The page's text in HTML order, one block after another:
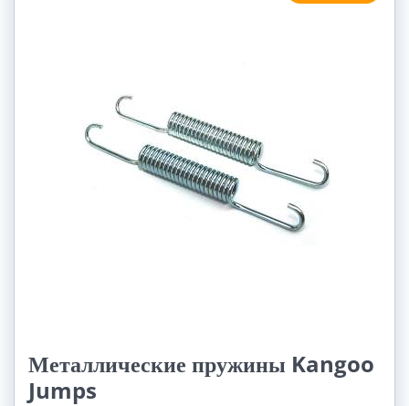
Металлические пружины Kangoo
Jumps